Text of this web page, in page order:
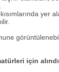
yer
için